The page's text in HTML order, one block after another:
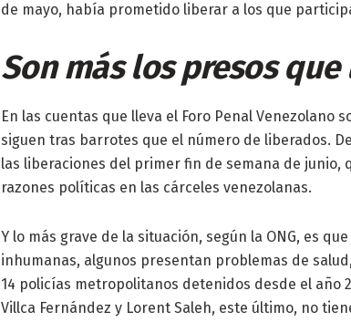
de mayo, había prometido liberar a los que
Son más los presos
En las cuentas que lleva el Foro Penal Venezolano
siguen tras barrotes que el número de liberados.
las liberaciones del primer fin de semana de junio,
razones políticas en las cárceles venezolanas.
Y lo más grave de la situación, según la ONG, es
inhumanas, algunos presentan problemas de
14 policías metropolitanos detenidos desde el año
Villca Fernández y Lorent Saleh, este último, no